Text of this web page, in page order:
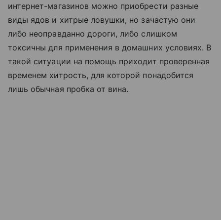
интернет-магазинов можно приобрести разные
виды ядов и хитрые ловушки, но зачастую они
либо неоправданно дороги, либо слишком
токсичны для применения в домашних условиях. В
такой ситуации на помощь приходит проверенная
временем хитрость, для которой понадобится
лишь обычная пробка от вина.